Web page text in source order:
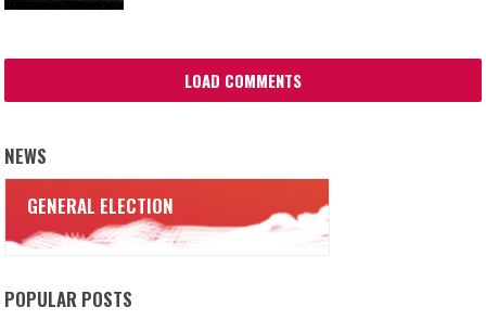
LOAD COMMENTS
NEWS
GENERAL ELECTION
POPULAR POSTS